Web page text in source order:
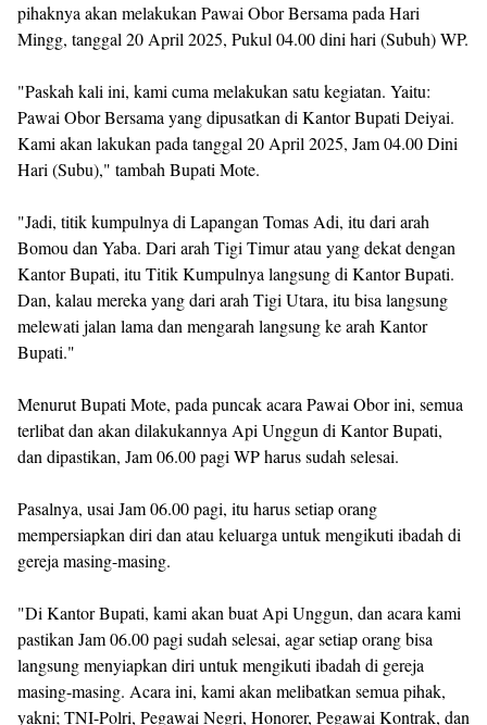
pihaknya akan melakukan Pawai Obor Bersama pada Hari
Mingg, tanggal 20 April 2025, Pukul 04.00 dini hari (Subuh) WP.
"Paskah kali ini, kami cuma melakukan satu kegiatan. Yaitu:
Pawai Obor Bersama yang dipusatkan di Kantor Bupati Deiyai.
Kami akan lakukan pada tanggal 20 April 2025, Jam 04.00 Dini
Hari (Subu)," tambah Bupati Mote.
"Jadi, titik kumpulnya di Lapangan Tomas Adi, itu dari arah
Bomou dan Yaba. Dari arah Tigi Timur atau yang dekat dengan
Kantor Bupati, itu Titik Kumpulnya langsung di Kantor Bupati.
Dan, kalau mereka yang dari arah Tigi Utara, itu bisa langsung
melewati jalan lama dan mengarah langsung ke arah Kantor
Bupati."
Menurut Bupati Mote, pada puncak acara Pawai Obor ini, semua
terlibat dan akan dilakukannya Api Unggun di Kantor Bupati,
dan dipastikan, Jam 06.00 pagi WP harus sudah selesai.
Pasalnya, usai Jam 06.00 pagi, itu harus setiap orang
mempersiapkan diri dan atau keluarga untuk mengikuti ibadah di
gereja masing-masing.
"Di Kantor Bupati, kami akan buat Api Unggun, dan acara kami
pastikan Jam 06.00 pagi sudah selesai, agar setiap orang bisa
langsung menyiapkan diri untuk mengikuti ibadah di gereja
masing-masing. Acara ini, kami akan melibatkan semua pihak,
yakni; TNI-Polri, Pegawai Negri, Honorer, Pegawai Kontrak, dan